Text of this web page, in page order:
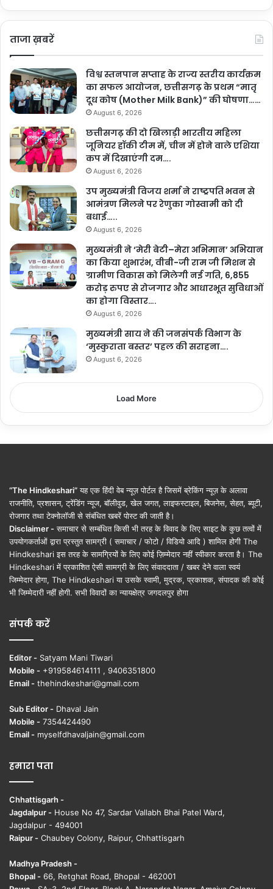
ताजा ख़बरें
विश्व स्तनपान सप्ताह के राज्य स्तरीय कार्यक्रम
का सफल आयोजन, छत्तीसगढ़ के प्रथम “मातृ
दूध कोष (Mother Milk Bank)” की घोषणा……
August 6, 2026
छत्तीसगढ़ की दो खिलाड़ी भारतीय महिला
जूनियर हॉकी टीम में, चीन में होने वाले एशिया
कप में दिखाएंगी दम….
August 6, 2026
उप मुख्यमंत्री विजय शर्मा ने राष्ट्रपति भवन से
आमंत्रण मिलने पर रेणुका गोस्वामी को दी
बधाई…..
August 6, 2026
मुख्यमंत्री ने ‘मेरी बेटी–मेरा अभिमान’ अभियान
का किया शुभारंभ, वीबी-जी राम जी मिशन से
ग्रामीण विकास को मिलेगी नई गति, 6,855
करोड़ रुपए से रोजगार और आधारभूत सुविधाओं
का होगा विस्तार….
August 6, 2026
मुख्यमंत्री साय ने की जनसंपर्क विभाग के
‘मुस्कुराता बस्तर’ पहल की सराहना….
August 6, 2026
Load More
“The Hindkeshari”यह एक हिंदी वेब न्यूज़ पोर्टल है जिसमें ब्रेकिंग न्यूज़ के अलावा
राजनीति, प्रशासन, ट्रेंडिंग न्यूज, बॉलीवुड, खेल जगत, लाइफस्टाइल, बिजनेस, सेहत, ब्यूटी,
रोजगार तथा टेक्नोलॉजी से संबंधित खबरें पोस्ट की जाती है।
Disclaimer - समाचार से सम्बंधित किसी भी तरह के विवाद के लिए साइट के कुछ तत्वों में
उपयोगकर्ताओं द्वारा प्रस्तुत सामग्री ( समाचार / फोटो / विडियो आदि ) शामिल होगी The
Hindkeshari इस तरह के सामग्रियों के लिए कोई ज़िम्मेदार नहीं स्वीकार करता है। The
Hindkeshari में प्रकाशित ऐसी सामग्री के लिए संवाददाता / खबर देने वाला स्वयं
जिम्मेदार होगा, The Hindkeshari या उसके स्वामी, मुद्रक, प्रकाशक, संपादक की कोई
भी जिम्मेदारी नहीं होगी. सभी विवादों का न्यायक्षेत्र जगदलपुर होगा
संपर्क करें
Editor - Satyam Mani Tiwari
Mobile - +919584614111 , 9406351800
Email - thehindkeshari@gmail.com
Sub Editor - Dhaval Jain
Mobile - 7354424490
Email - myselfdhavaljain@gmail.com
हमारा पता
Chhattisgarh -
Jagdalpur - House No 47, Sardar Vallabh Bhai Patel Ward,
Jagdalpur - 494001
Raipur - Chaubey Colony, Raipur, Chhattisgarh
Madhya Pradesh -
Bhopal - 66, Retghat Road, Bhopal - 462001